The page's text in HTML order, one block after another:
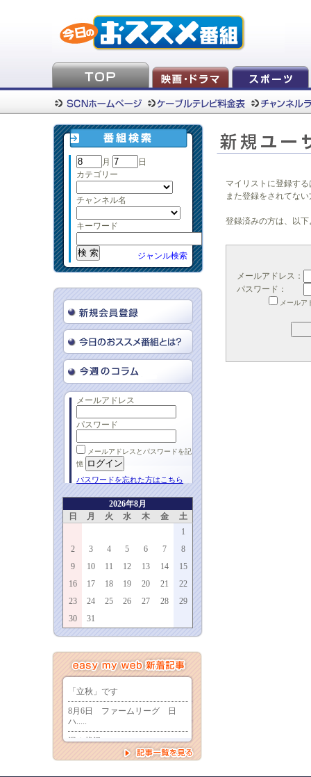
月
日
カテゴリー
チャンネル名
キーワード
ジャンル検索
メールアドレス
パスワード
メールアドレスとパスワードを記
憶
パスワードを忘れた方はこちら
2026年8月
日
月 火 水 木 金
土
1
2
3 4 5 6 7
8
9
10 11 12 13 14
15
16
17 18 19 20 21
22
23
24 25 26 27 28
29
30
31
マイリストに登録す
また登録をされてな
登録済みの方は、以
メールアドレス：
パスワード：
メールア